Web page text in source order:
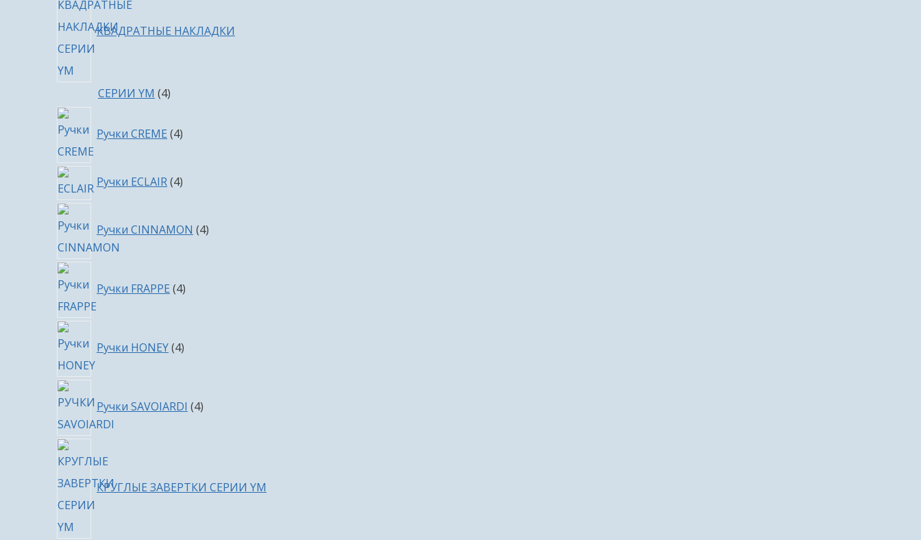
КВАДРАТНЫЕ НАКЛАДКИ
СЕРИИ YM 44
Ручки CREME 4товара
Ручки ECLAIR 44
Ручки CINNAMON 4товара
Ручки FRAPPE 4товара
Ручки HONEY 4товара
Ручки SAVOIARDI 4товара
КРУГЛЫЕ ЗАВЕРТКИ СЕРИИ YM